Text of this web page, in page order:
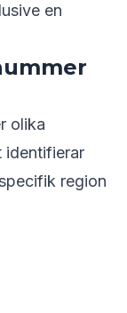
en
olika
identifierar
region